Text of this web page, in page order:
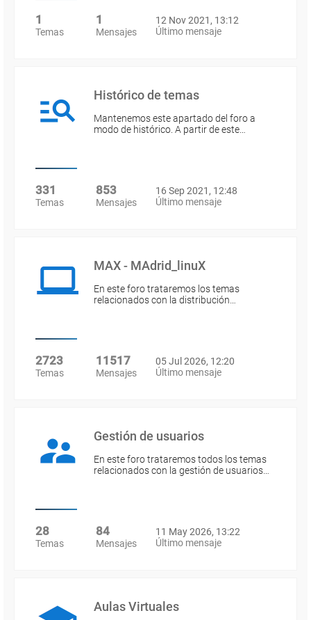
1
Temas
1
Mensajes
12 Nov 2021, 13:12
Último mensaje
Histórico de temas
Mantenemos este apartado del foro a
modo de histórico. A partir de este…
331
Temas
853
Mensajes
16 Sep 2021, 12:48
Último mensaje
MAX - MAdrid_linuX
En este foro trataremos los temas
relacionados con la distribución…
2723
Temas
11517
Mensajes
05 Jul 2026, 12:20
Último mensaje
Gestión de usuarios
En este foro trataremos todos los temas
relacionados con la gestión de usuarios…
28
Temas
84
Mensajes
11 May 2026, 13:22
Último mensaje
Aulas Virtuales